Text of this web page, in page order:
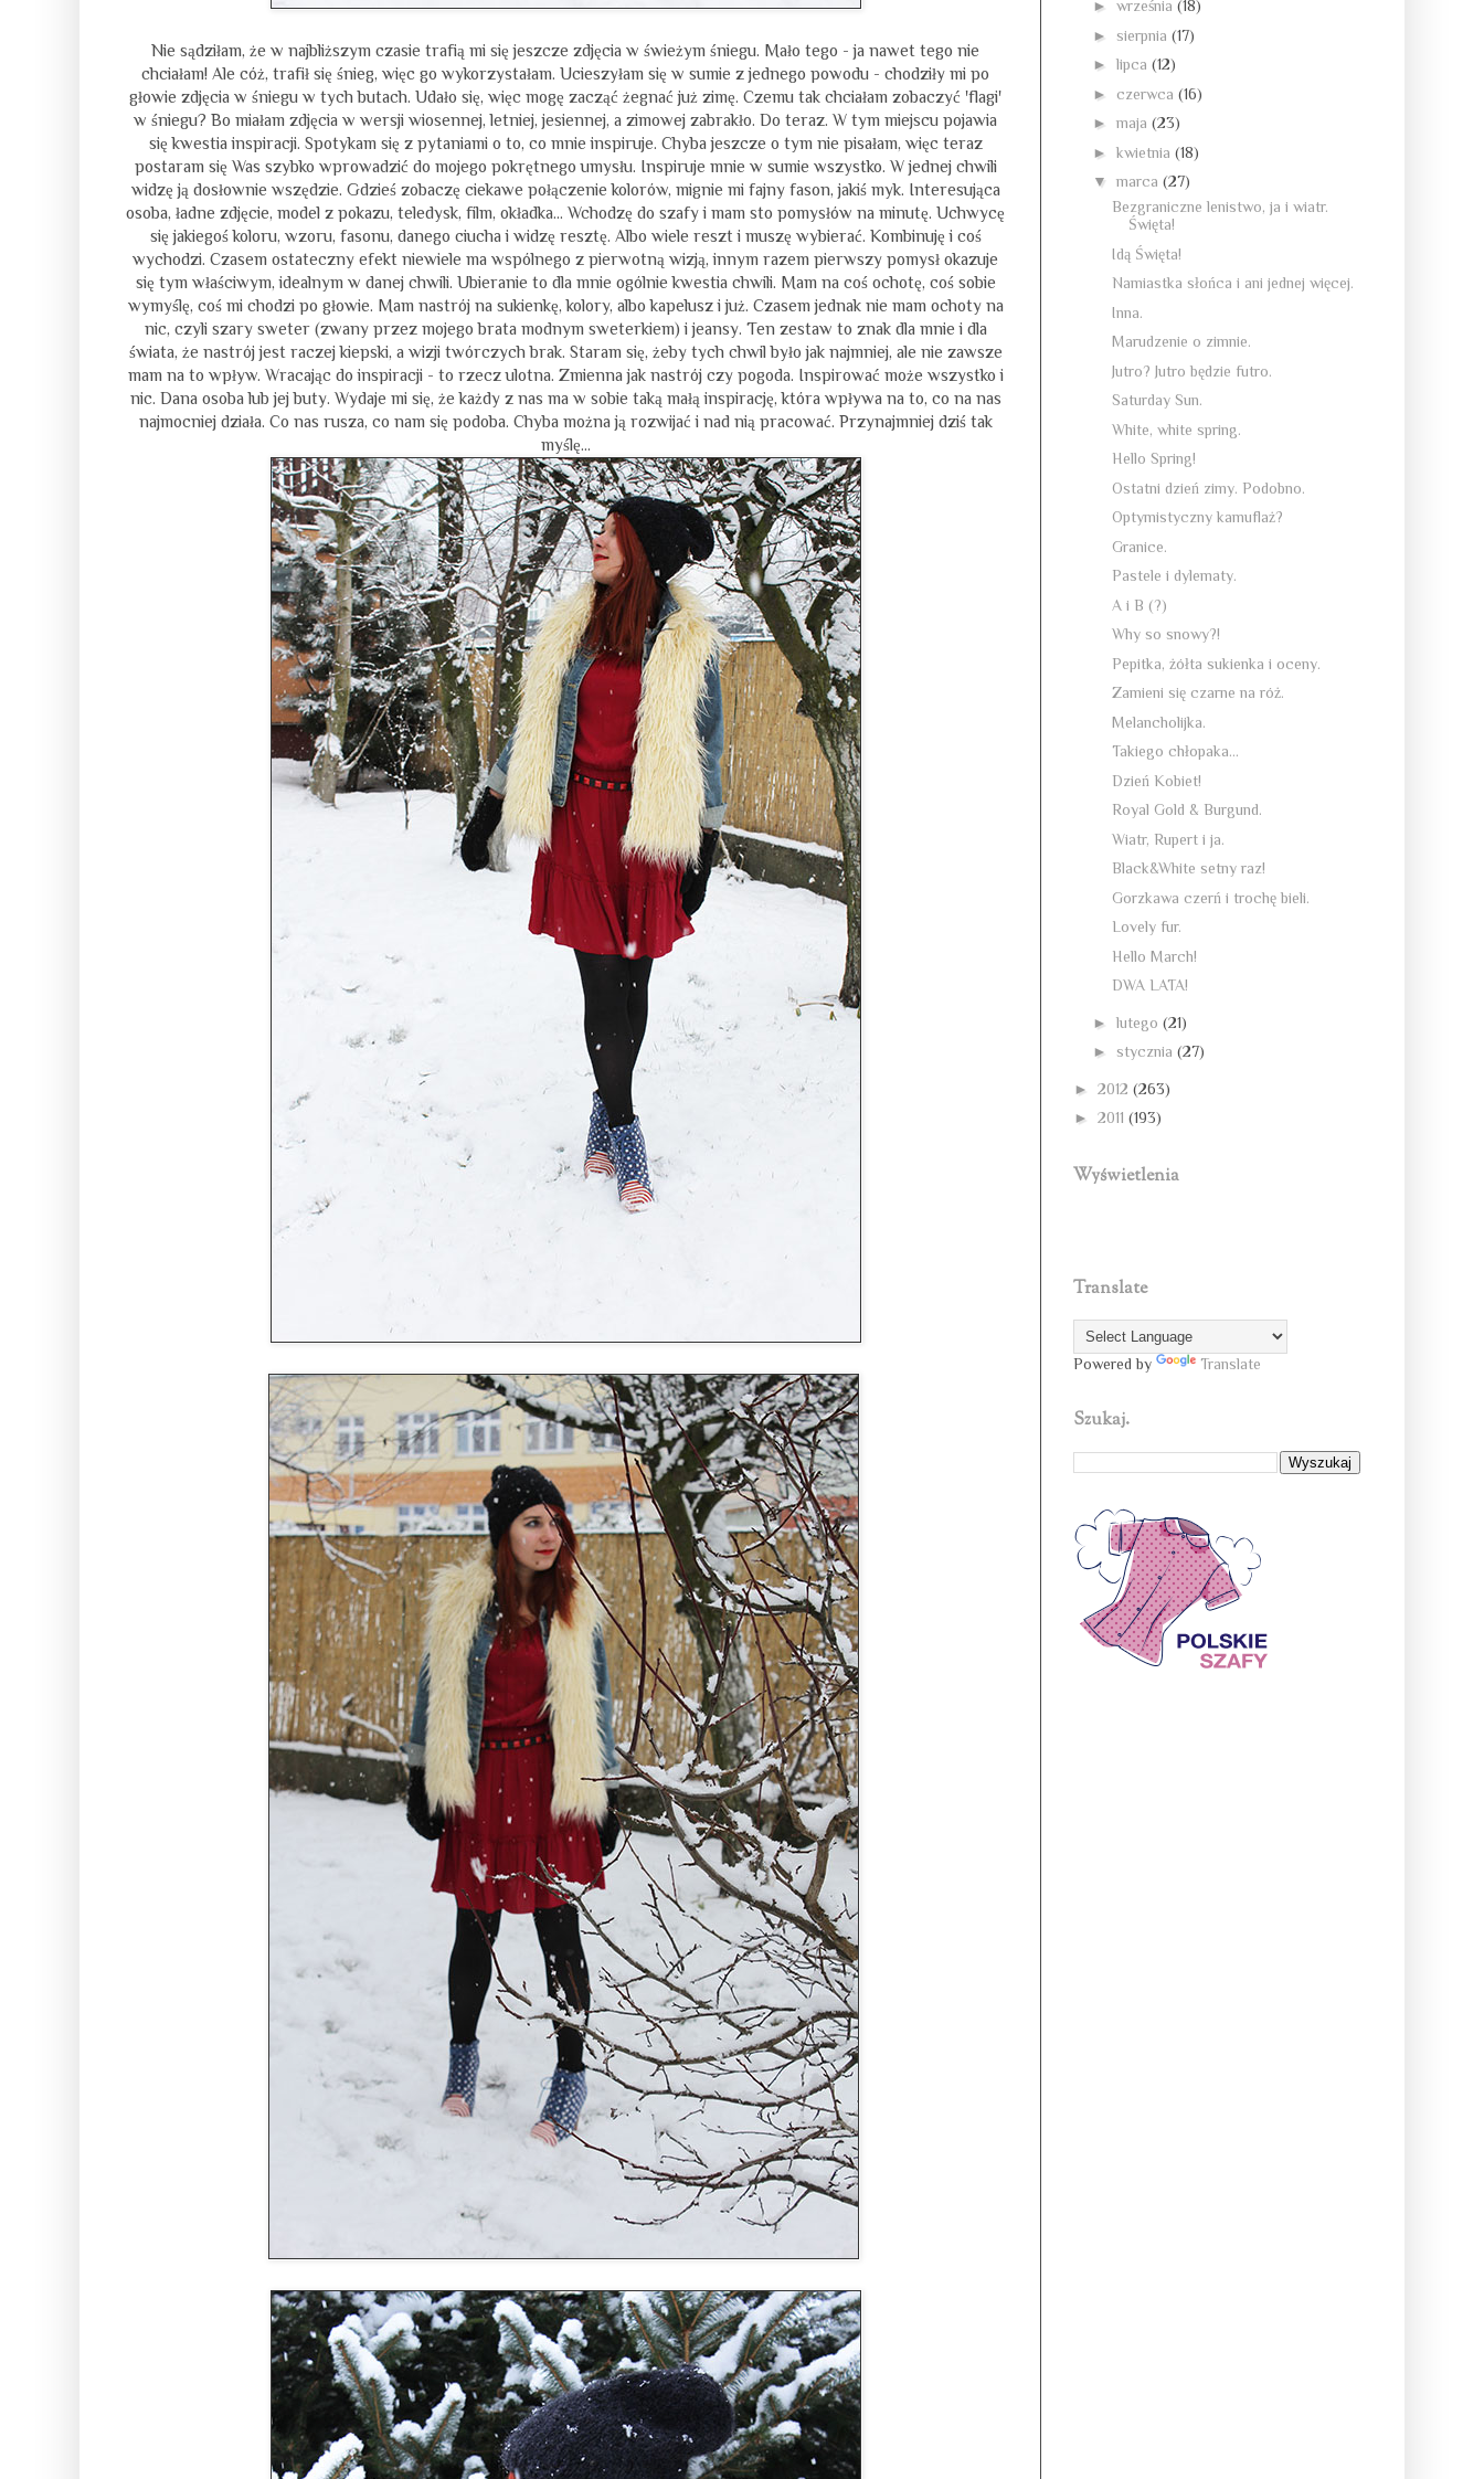
Nie sądziłam, że w najbliższym czasie trafią mi się jeszcze zdjęcia w świeżym śniegu. Mało tego - ja nawet tego nie
chciałam! Ale cóż, trafił się śnieg, więc go wykorzystałam. Ucieszyłam się w sumie z jednego powodu - chodziły mi po
głowie zdjęcia w śniegu w tych butach. Udało się, więc mogę zacząć żegnać już zimę. Czemu tak chciałam zobaczyć 'flagi'
w śniegu? Bo miałam zdjęcia w wersji wiosennej, letniej, jesiennej, a zimowej zabrakło. Do teraz. W tym miejscu pojawia
się kwestia inspiracji. Spotykam się z pytaniami o to, co mnie inspiruje. Chyba jeszcze o tym nie pisałam, więc teraz
postaram się Was szybko wprowadzić do mojego pokrętnego umysłu. Inspiruje mnie w sumie wszystko. W jednej chwili
widzę ją dosłownie wszędzie. Gdzieś zobaczę ciekawe połączenie kolorów, mignie mi fajny fason, jakiś myk. Interesująca
osoba, ładne zdjęcie, model z pokazu, teledysk, film, okładka... Wchodzę do szafy i mam sto pomysłów na minutę. Uchwycę
się jakiegoś koloru, wzoru, fasonu, danego ciucha i widzę resztę. Albo wiele reszt i muszę wybierać. Kombinuję i coś
wychodzi. Czasem ostateczny efekt niewiele ma wspólnego z pierwotną wizją, innym razem pierwszy pomysł okazuje
się tym właściwym, idealnym w danej chwili. Ubieranie to dla mnie ogólnie kwestia chwili. Mam na coś ochotę, coś sobie
wymyślę, coś mi chodzi po głowie. Mam nastrój na sukienkę, kolory, albo kapelusz i już. Czasem jednak nie mam ochoty na
nic, czyli szary sweter (zwany przez mojego brata modnym sweterkiem) i jeansy. Ten zestaw to znak dla mnie i dla
świata, że nastrój jest raczej kiepski, a wizji twórczych brak. Staram się, żeby tych chwil było jak najmniej, ale nie zawsze
mam na to wpływ. Wracając do inspiracji - to rzecz ulotna. Zmienna jak nastrój czy pogoda. Inspirować może wszystko i
nic. Dana osoba lub jej buty. Wydaje mi się, że każdy z nas ma w sobie taką małą inspirację, która wpływa na to, co na nas
najmocniej działa. Co nas rusza, co nam się podoba. Chyba można ją rozwijać i nad nią pracować. Przynajmniej dziś tak
myślę...
► września (18)
► sierpnia (17)
► lipca (12)
► czerwca (16)
► maja (23)
► kwietnia (18)
▼ marca (27)
Bezgraniczne lenistwo, ja i wiatr.
Święta!
Idą Święta!
Namiastka słońca i ani jednej więcej.
Inna.
Marudzenie o zimnie.
Jutro? Jutro będzie futro.
Saturday Sun.
White, white spring.
Hello Spring!
Ostatni dzień zimy. Podobno.
Optymistyczny kamuflaż?
Granice.
Pastele i dylematy.
A i B (?)
Why so snowy?!
Pepitka, żółta sukienka i oceny.
Zamieni się czarne na róż.
Melancholijka.
Takiego chłopaka...
Dzień Kobiet!
Royal Gold & Burgund.
Wiatr, Rupert i ja.
Black&White setny raz!
Gorzkawa czerń i trochę bieli.
Lovely fur.
Hello March!
DWA LATA!
► lutego (21)
► stycznia (27)
► 2012 (263)
► 2011 (193)
Wyświetlenia
Translate
Powered by Translate
Szukaj.